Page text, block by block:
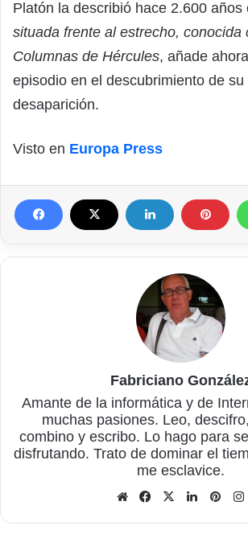
Platón la describió hace 2.600 años
situada frente al estrecho, conocida
Columnas de Hércules, añade
episodio en el descubrimiento de
desaparición.
Visto en Europa Press
Fabriciano
Amante de la informática y de
muchas pasiones. Leo,
combino y escribo. Lo hago para
disfrutando. Trato de dominar el
me esclavice.
Sitio
Facebook
X LinkedIn